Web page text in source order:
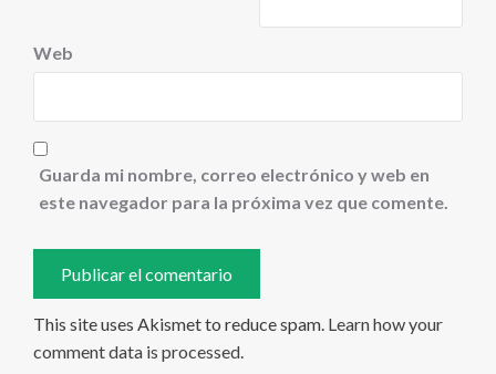
Web
Guarda mi nombre, correo electrónico y web en
este navegador para la próxima vez que comente.
This site uses Akismet to reduce spam. Learn how your
comment data is processed.